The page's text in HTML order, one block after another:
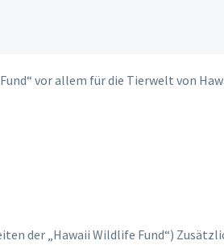
vor allem für die Tierwelt von
der „Hawaii Wildlife Fund“)